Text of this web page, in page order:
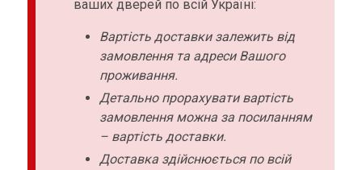
ваших дверей по всій Україні:
Вартість доставки залежить від
замовлення та адреси Вашого
проживання.
Детально прорахувати вартість
замовлення можна за посиланням
– вартість доставки.
Доставка здійснюється по всій